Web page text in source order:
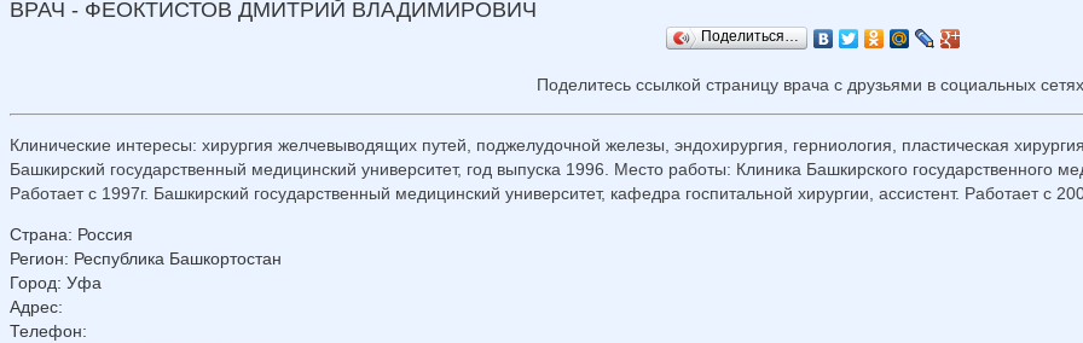
ВРАЧ - ФЕОКТИСТОВ ДМИТРИЙ ВЛАДИМИРОВИЧ
Поделиться…
Поделитесь ссылкой страницу врача с друзьями в социальных
Клинические интересы: хирургия желчевыводящих путей, поджелудочной железы, эндохирургия, герниология, пластическая
Башкирский государственный медицинский университет, год выпуска 1996. Место работы: Клиника Башкирского государственного
Работает с 1997г. Башкирский государственный медицинский университет, кафедра госпитальной хирургии, ассистент. Работает с
Страна: Россия
Регион: Республика Башкортостан
Город: Уфа
Адрес:
Телефон: